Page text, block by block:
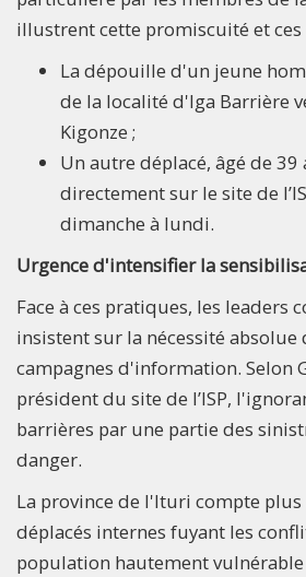
illustrent cette promiscuité et ces
La dépouille d'un jeune
de la localité d'Iga Barrière
Kigonze ;
Un autre déplacé, âgé de 39
directement sur le site de
dimanche à lundi.
Urgence d'intensifier la
Face à ces pratiques, les leaders
insistent sur la nécessité absolue
campagnes d'information. Selon
président du site de l’ISP,
barrières par une partie des
danger.
La province de l'Ituri compte
déplacés internes fuyant les
population hautement vulnérable